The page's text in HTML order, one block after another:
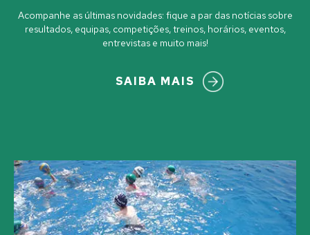
Acompanhe as últimas novidades: fique a par das notícias sobre
resultados, equipas, competições, treinos, horários, eventos,
entrevistas e muito mais!
SAIBA MAIS